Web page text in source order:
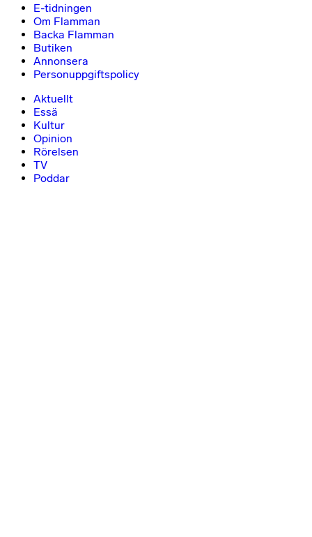
E-tidningen
Om Flamman
Backa Flamman
Butiken
Annonsera
Personuppgiftspolicy
Aktuellt
Essä
Kultur
Opinion
Rörelsen
TV
Poddar